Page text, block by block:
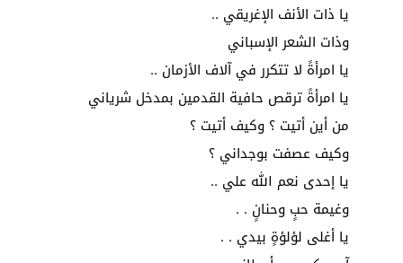
يا ذات الأنف الإغريقي ..
وذات الشعر الإسباني
يا امرأةً لا تتكرر في آلاف الأزمان ..
يا امرأةً ترقص حافية القدمين بمدخل شرياني
من أين أتيت ؟ وكيف أتيت ؟
وكيف عصفت بوجداني ؟
يا إحدى نعم الله علي ..
وغيمة حبٍ وحنانٍ . .
يا أغلى لؤلؤةٍ بيدي . .